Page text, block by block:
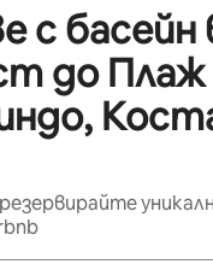
с басейн
до Плаж